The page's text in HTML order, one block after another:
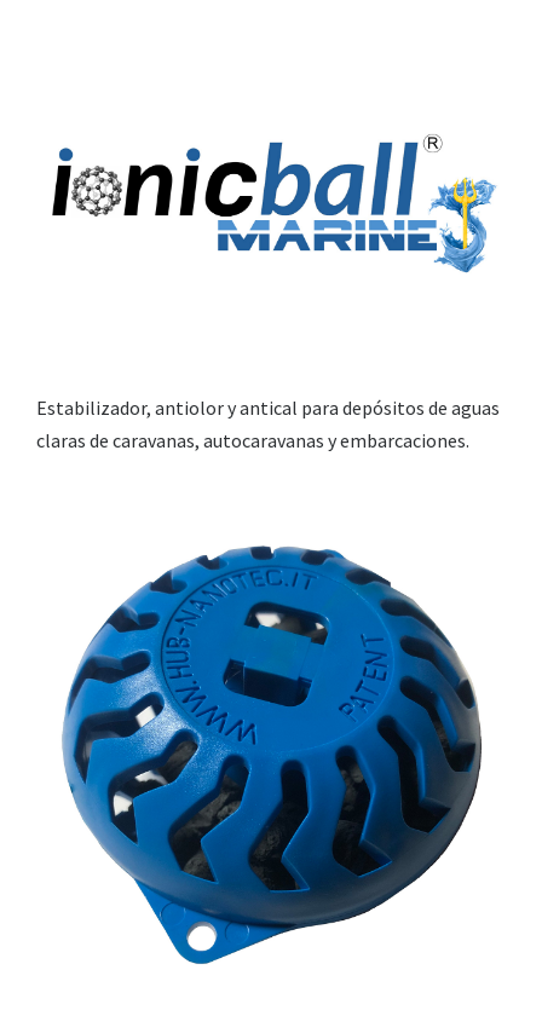
Estabilizador, antiolor y antical para depósitos de aguas
claras de caravanas, autocaravanas y embarcaciones.